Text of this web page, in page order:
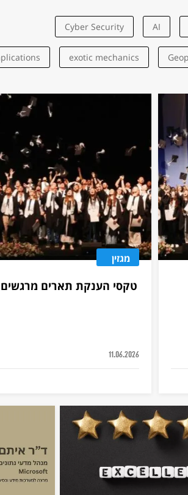
AI
Cyber Security
exotic mechanics
Beetles
Radio Physics and
nanomaterials
models
Nonlinear optics
Electronics
Interfacial Phenomena
מגזין
11.06.2026
טקסי הענקת תארים